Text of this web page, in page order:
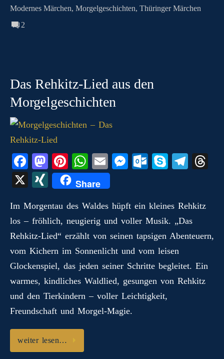
Modernes Märchen, Morgelgeschichten, Thüringer Märchen
2
Das Rehkitz-Lied aus den
Morgelgeschichten
Fa
ce
bo
ok
M
as
to
do
n
Pi
nt
er
es
t
W
ha
ts
A
pp
E
m
ail
M
ng
er
O
ok
.c
o
m
S
Te
a
m
X
X
N
G
Share
Im Morgentau des Waldes hüpft ein kleines Rehkitz
los – fröhlich, neugierig und voller Musik. „Das
Rehkitz‑Lied“ erzählt von seinen tapsigen Abenteuern,
vom Kichern im Sonnenlicht und vom leisen
Glockenspiel, das jeden seiner Schritte begleitet. Ein
warmes, kindliches Waldlied, gesungen von Rehkitz
und den Tierkindern – voller Leichtigkeit,
Freundschaft und Morgel‑Magie.
weiter lesen…